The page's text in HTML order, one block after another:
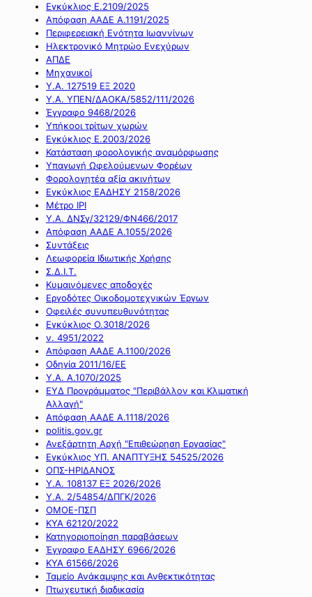
Εγκύκλιος Ε.2109/2025
Απόφαση ΑΑΔΕ Α.1191/2025
Περιφερειακή Ενότητα Ιωαννίνων
Ηλεκτρονικό Μητρώο Ενεχύρων
ΑΠΔΕ
Μηχανικοί
Υ.Α. 127519 ΕΞ 2020
Υ.Α. ΥΠΕΝ/ΔΑΟΚΑ/5852/111/2026
Έγγραφο 9468/2026
Υπήκοοι τρίτων χωρών
Εγκύκλιος Ε.2003/2026
Κατάσταση φορολογικής αναμόρφωσης
Υπαγωγή Ωφελούμενων Φορέων
Φορολογητέα αξία ακινήτων
Εγκύκλιος ΕΑΔΗΣΥ 2158/2026
Μέτρο IPI
Υ.Α. ΔΝΣγ/32129/ΦΝ466/2017
Απόφαση ΑΑΔΕ Α.1055/2026
Συντάξεις
Λεωφορεία Ιδιωτικής Χρήσης
Σ.Δ.Ι.Τ.
Κυμαινόμενες αποδοχές
Εργοδότες Οικοδομοτεχνικών Έργων
Οφειλές συνυπευθυνότητας
Εγκύκλιος Ο.3018/2026
ν. 4951/2022
Απόφαση ΑΑΔΕ Α.1100/2026
Οδηγία 2011/16/ΕΕ
Υ.Α. Α.1070/2025
ΕΥΔ Προγράμματος "Περιβάλλον και Κλιματική
Αλλαγή"
Απόφαση ΑΑΔΕ Α.1118/2026
politis.gov.gr
Ανεξάρτητη Αρχή "Επιθεώρηση Εργασίας"
Εγκύκλιος ΥΠ. ΑΝΑΠΤΥΞΗΣ 54525/2026
ΟΠΣ-ΗΡΙΔΑΝΟΣ
Υ.Α. 108137 ΕΞ 2026/2026
Υ.Α. 2/54854/ΔΠΓΚ/2026
ΟΜΟΕ-ΠΣΠ
ΚΥΑ 62120/2022
Κατηγοριοποίηση παραβάσεων
Έγγραφο ΕΑΔΗΣΥ 6966/2026
ΚΥΑ 61566/2026
Ταμείο Ανάκαμψης και Ανθεκτικότητας
Πτωχευτική διαδικασία